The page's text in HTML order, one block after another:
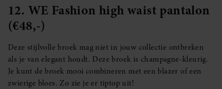
12. WE Fashion high waist pantalon
(€48,-)
Deze stijlvolle broek mag niet in jouw collectie ontbreken
als je van elegant houdt. Deze broek is champagne-kleurig.
Je kunt de broek mooi combineren met een blazer of een
zwierige bloes. Zo zie je er tiptop uit!